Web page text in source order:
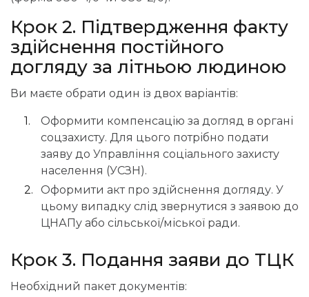
Крок 2. Підтвердження факту
здійснення постійного
догляду за літньою людиною
Ви маєте обрати один із двох варіантів:
Оформити компенсацію за догляд в органі
соцзахисту. Для цього потрібно подати
заяву до Управління соціального захисту
населення (УСЗН).
Оформити акт про здійснення догляду. У
цьому випадку слід звернутися з заявою до
ЦНАПу або сільської/міської ради.
Крок 3. Подання заяви до ТЦК
Необхідний пакет документів: